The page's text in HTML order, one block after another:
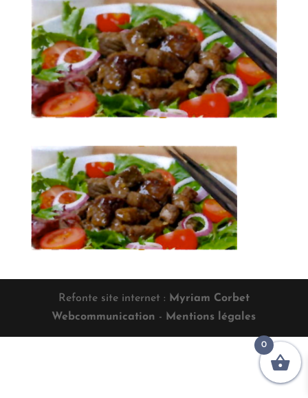
Refonte site internet : Myriam Corbet
Webcommunication - Mentions légales
0